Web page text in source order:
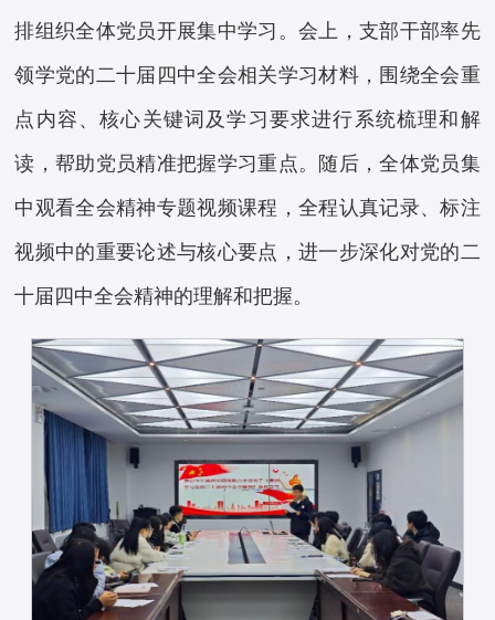
排组织全体党员开展集中学习。会上，支部干部率先
领学党的二十届四中全会相关学习材料，围绕全会重
点内容、核心关键词及学习要求进行系统梳理和解
读，帮助党员精准把握学习重点。随后，全体党员集
中观看全会精神专题视频课程，全程认真记录、标注
视频中的重要论述与核心要点，进一步深化对党的二
十届四中全会精神的理解和把握。